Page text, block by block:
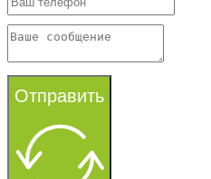
Отправить